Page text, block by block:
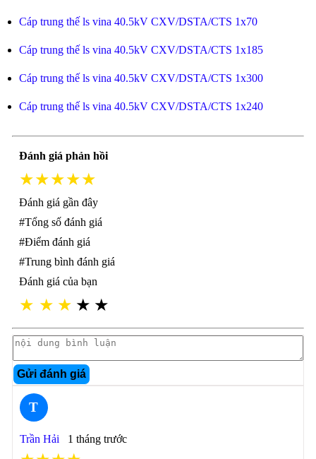
Cáp trung thế ls vina 40.5kV CXV/DSTA/CTS 1x70
Cáp trung thế ls vina 40.5kV CXV/DSTA/CTS 1x185
Cáp trung thế ls vina 40.5kV CXV/DSTA/CTS 1x300
Cáp trung thế ls vina 40.5kV CXV/DSTA/CTS 1x240
Đánh giá phản hồi
★★★★★
Đánh giá gần đây
#Tổng số đánh giá
#Điểm đánh giá
#Trung bình đánh giá
Đánh giá của bạn
★ ★ ★ ★ ★
Gửi đánh giá
T
Trần Hải 1 tháng trước